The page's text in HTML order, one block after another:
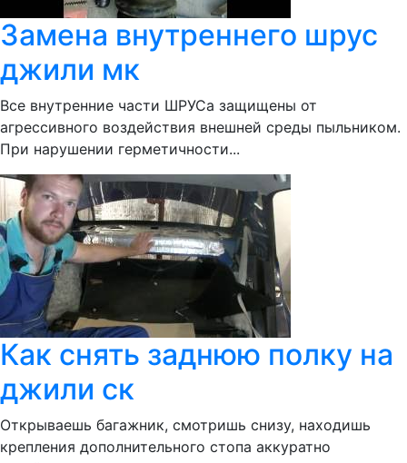
Замена внутреннего шрус
джили мк
Все внутренние части ШРУСа защищены от
агрессивного воздействия внешней среды пыльником.
При нарушении герметичности...
Как снять заднюю полку на
джили ск
Открываешь багажник, смотришь снизу, находишь
крепления дополнительного стопа аккуратно